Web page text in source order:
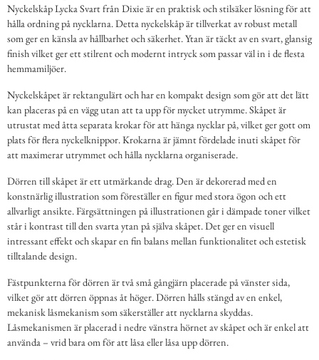
Nyckelskåp Lycka Svart från Dixie är en praktisk och stilsäker lösning för att
hålla ordning på nycklarna. Detta nyckelskåp är tillverkat av robust metall
som ger en känsla av hållbarhet och säkerhet. Ytan är täckt av en svart, glansig
finish vilket ger ett stilrent och modernt intryck som passar väl in i de flesta
hemmamiljöer.
Nyckelskåpet är rektangulärt och har en kompakt design som gör att det lätt
kan placeras på en vägg utan att ta upp för mycket utrymme. Skåpet är
utrustat med åtta separata krokar för att hänga nycklar på, vilket ger gott om
plats för flera nyckelknippor. Krokarna är jämnt fördelade inuti skåpet för
att maximerar utrymmet och hålla nycklarna organiserade.
Dörren till skåpet är ett utmärkande drag. Den är dekorerad med en
konstnärlig illustration som föreställer en figur med stora ögon och ett
allvarligt ansikte. Färgsättningen på illustrationen går i dämpade toner vilket
står i kontrast till den svarta ytan på själva skåpet. Det ger en visuell
intressant effekt och skapar en fin balans mellan funktionalitet och estetisk
tilltalande design.
Fästpunkterna för dörren är två små gångjärn placerade på vänster sida,
vilket gör att dörren öppnas åt höger. Dörren hålls stängd av en enkel,
mekanisk låsmekanism som säkerställer att nycklarna skyddas.
Låsmekanismen är placerad i nedre vänstra hörnet av skåpet och är enkel att
använda – vrid bara om för att låsa eller låsa upp dörren.